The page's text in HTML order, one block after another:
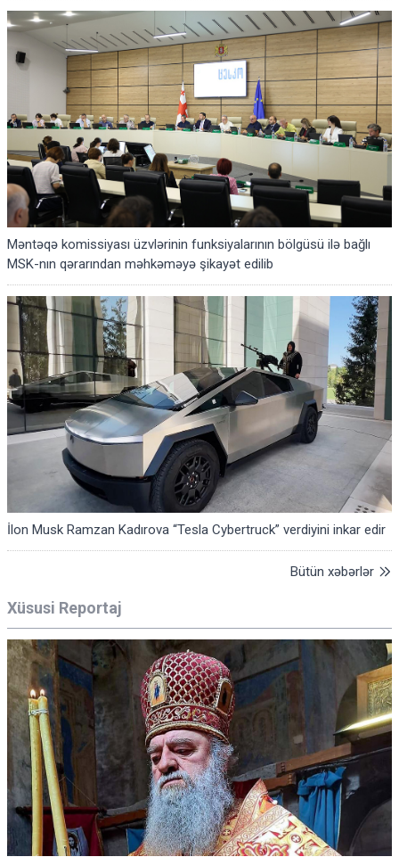
Məntəqə komissiyası üzvlərinin funksiyalarının bölgüsü ilə bağlı
MSK-nın qərarından məhkəməyə şikayət edilib
İlon Musk Ramzan Kadırova “Tesla Cybertruck” verdiyini inkar edir
Bütün xəbərlər
Xüsusi Reportaj